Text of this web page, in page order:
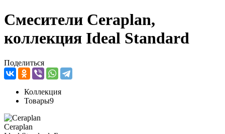
Смесители Ceraplan,
коллекция Ideal Standard
Поделиться
Коллекция
Товары9
Ceraplan